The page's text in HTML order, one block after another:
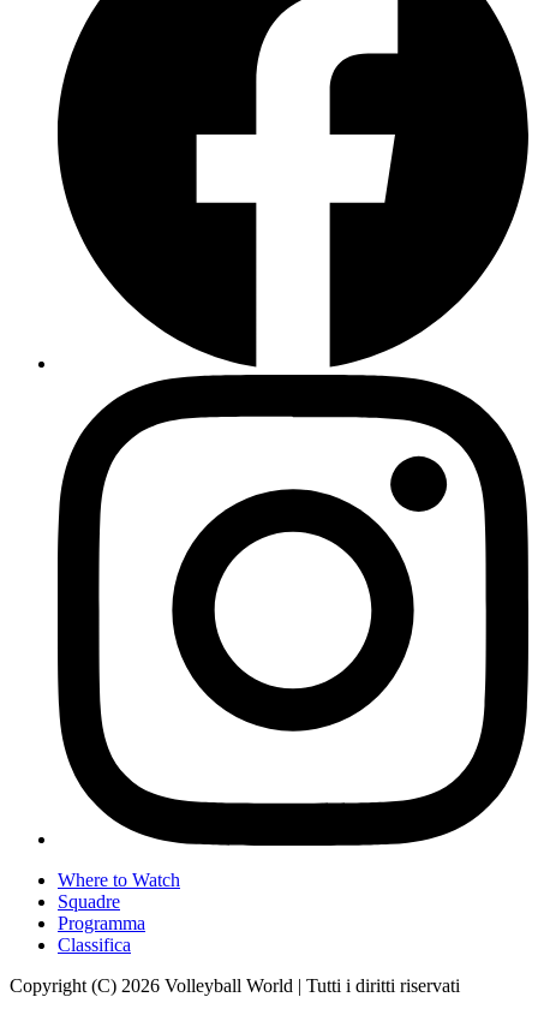
Where to Watch
Squadre
Programma
Classifica
Copyright (C) 2026 Volleyball World | Tutti i diritti riservati